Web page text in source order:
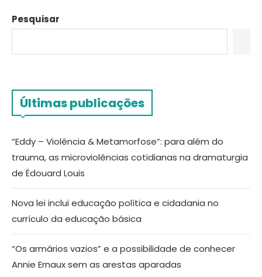
Pesquisar
Últimas publicações
“Eddy – Violência & Metamorfose”: para além do
trauma, as microviolências cotidianas na dramaturgia
de Édouard Louis
Nova lei inclui educação política e cidadania no
currículo da educação básica
“Os armários vazios” e a possibilidade de conhecer
Annie Ernaux sem as arestas aparadas